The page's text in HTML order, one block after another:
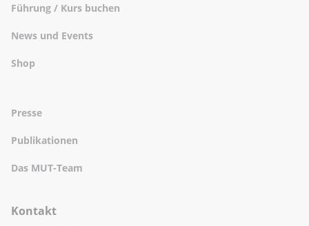
Führung / Kurs buchen
News und Events
Shop
Presse
Publikationen
Das MUT-Team
Kontakt